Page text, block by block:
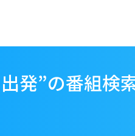
発”の番組検